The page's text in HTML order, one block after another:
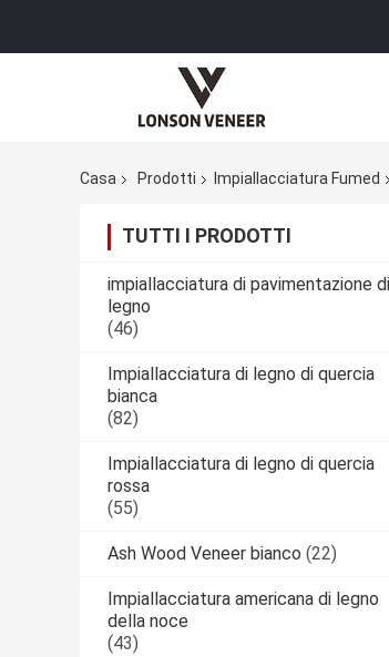
Casa Prodotti Impiallacciatura Fumed
TUTTI I PRODOTTI
impiallacciatura di pavimentazione di
legno
(46)
Impiallacciatura di legno di quercia
bianca
(82)
Impiallacciatura di legno di quercia
rossa
(55)
Ash Wood Veneer bianco (22)
Impiallacciatura americana di legno
della noce
(43)